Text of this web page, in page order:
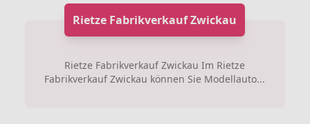
Rietze Fabrikverkauf Zwickau
Rietze Fabrikverkauf Zwickau Im Rietze
Fabrikverkauf Zwickau können Sie Modellauto...